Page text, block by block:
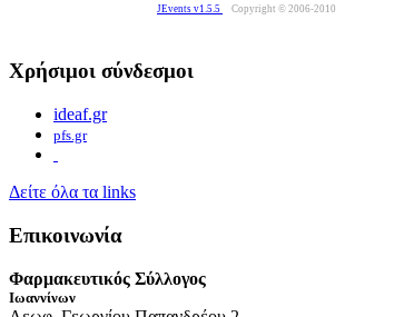
JEvents v1.5.5 Copyright © 2006-2010
Χρήσιμοι σύνδεσμοι
ideaf.gr
pfs.gr
Δείτε όλα τα links
Επικοινωνία
Φαρμακευτικός Σύλλογος
Ιωαννίνων